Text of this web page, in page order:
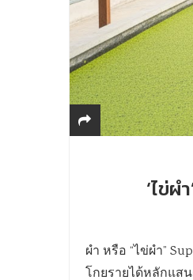
‘ไข่ผ
ผำ หรือ “ไข่ผำ”
โกยรายได้หลักแสน